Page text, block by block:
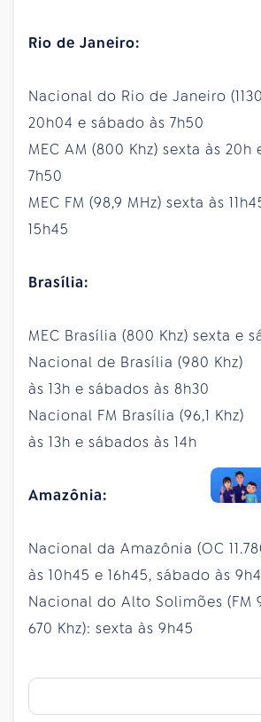
Rio de Janeiro:
Nacional do Rio de Janeiro
20h04 e sábado às 7h50
MEC AM (800 Khz) sexta às 20h
7h50
MEC FM (98,9 MHz) sexta às
15h45
Brasília:
MEC Brasília (800 Khz) sexta e
Nacional de Brasília (980
às 13h e sábados às 8h30
Nacional FM Brasília
às 13h e sábados às 14h
Amazônia:
Nacional da Amazônia (OC
às 10h45 e 16h45, sábado às
Nacional do Alto Solimões (FM
670 Khz): sexta às 9h45